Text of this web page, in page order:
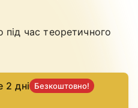
під час теоретичного
2 дні Безкоштовно!